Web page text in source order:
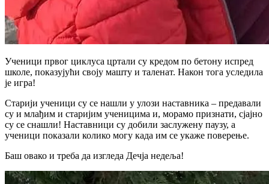
Ученици првог циклуса цртали су кредом по бетону испред
школе, показујући своју машту и таленат. Након тога уследила
је игра!
Старији ученици су се нашли у улози наставника – предавали
су и млађим и старијим ученицима и, морамо признати, сјајно
су се снашли! Наставници су добили заслужену паузу, а
ученици показали колико могу када им се укаже поверење.
Баш овако и треба да изгледа Дечја недеља!